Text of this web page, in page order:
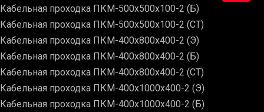
Кабельная проходка ПКМ-500х500х100-2 (Б)
Кабельная проходка ПКМ-500х500х100-2 (СТ)
Кабельная проходка ПКМ-400х800х400-2 (Э)
Кабельная проходка ПКМ-400х800х400-2 (Б)
Кабельная проходка ПКМ-400х800х400-2 (СТ)
Кабельная проходка ПКМ-400х1000х400-2 (Э)
Кабельная проходка ПКМ-400х1000х400-2 (Б)